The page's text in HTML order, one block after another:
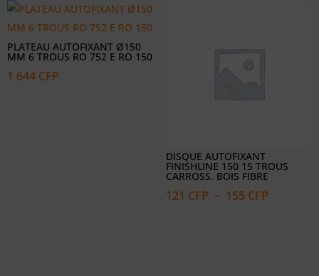
PLATEAU AUTOFIXANT Ø150
MM 6 TROUS RO 752 E RO 150
1 644 CFP
DISQUE AUTOFIXANT
FINISHLINE 150 15 TROUS
CARROSS. BOIS FIBRE
121 CFP – 155 CFPPlage